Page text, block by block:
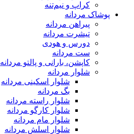
کراپ و نیم‌تنه
پوشاک مردانه
پیراهن مردانه
تیشرت مردانه
دورس و هودی
ست مردانه
کاپشن، بارانی و پالتو مردانه
شلوار مردانه
شلوار اسکینی مردانه
بگ مردانه
شلوار راسته مردانه
شلوار کارگو مردانه
شلوار مام مردانه
شلوار اسلش مردانه